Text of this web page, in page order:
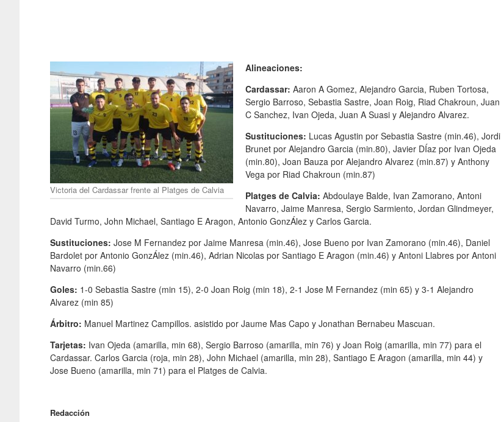
Victoria del Cardassar frente al Platges de Calvia
Alineaciones:
Cardassar: Aaron A Gomez, Alejandro Garcia, Ruben Tortosa,
Sergio Barroso, Sebastia Sastre, Joan Roig, Riad Chakroun, Juan
C Sanchez, Ivan Ojeda, Juan A Suasi y Alejandro Alvarez.
Sustituciones: Lucas Agustin por Sebastia Sastre (min.46), Jordi
Brunet por Alejandro Garcia (min.80), Javier DÍaz por Ivan Ojeda
(min.80), Joan Bauza por Alejandro Alvarez (min.87) y Anthony
Vega por Riad Chakroun (min.87)
Platges de Calvia: Abdoulaye Balde, Ivan Zamorano, Antoni
Navarro, Jaime Manresa, Sergio Sarmiento, Jordan Glindmeyer,
David Turmo, John Michael, Santiago E Aragon, Antonio GonzÁlez y Carlos Garcia.
Sustituciones: Jose M Fernandez por Jaime Manresa (min.46), Jose Bueno por Ivan Zamorano (min.46), Daniel
Bardolet por Antonio GonzÁlez (min.46), Adrian Nicolas por Santiago E Aragon (min.46) y Antoni Llabres por Antoni
Navarro (min.66)
Goles: 1-0 Sebastia Sastre (min 15), 2-0 Joan Roig (min 18), 2-1 Jose M Fernandez (min 65) y 3-1 Alejandro
Alvarez (min 85)
Árbitro: Manuel Martinez Campillos. asistido por Jaume Mas Capo y Jonathan Bernabeu Mascuan.
Tarjetas: Ivan Ojeda (amarilla, min 68), Sergio Barroso (amarilla, min 76) y Joan Roig (amarilla, min 77) para el
Cardassar. Carlos Garcia (roja, min 28), John Michael (amarilla, min 28), Santiago E Aragon (amarilla, min 44) y
Jose Bueno (amarilla, min 71) para el Platges de Calvia.
Redacción